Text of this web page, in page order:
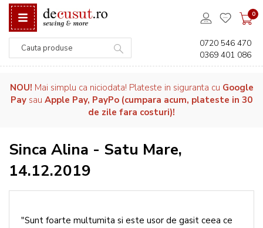
0
0720 546 470
0369 401 086
NOU! Mai simplu ca niciodata! Plateste in siguranta cu Google
Pay sau Apple Pay, PayPo (cumpara acum, plateste in 30
de zile fara costuri)!
Sinca Alina - Satu Mare,
14.12.2019
"Sunt foarte multumita si este usor de gasit ceea ce